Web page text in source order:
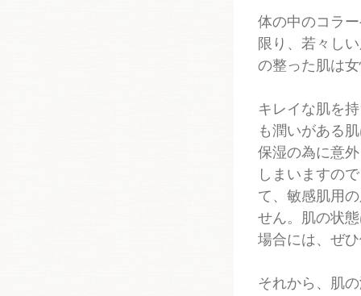
体の中のコラ
限り、若々し
の整った肌は
キレイな肌を
も潤いがある
保湿の為に意
しまいますの
て、敏感肌用
せん。肌の状
場合には、ぜ
それから、肌